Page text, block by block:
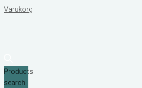
Varukorg
Products
search